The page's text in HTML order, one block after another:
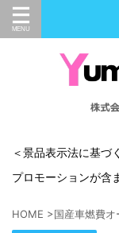
＜景品表示法に基
プロモーションが含
HOME >国産車燃費オ